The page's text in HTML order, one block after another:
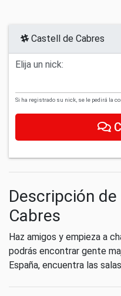
Castell de Cabres
Elija un nick:
Si ha registrado su nick, se le pedirá la
Descripción
Cabres
Haz amigos y empieza a
podrás encontrar gente
España, encuentra las